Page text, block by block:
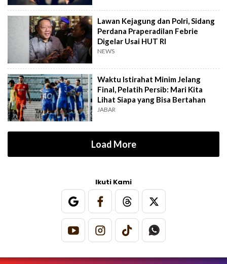
Lawan Kejagung dan Polri, Sidang
Perdana Praperadilan Febrie
Digelar Usai HUT RI
NEWS
Waktu Istirahat Minim Jelang
Final, Pelatih Persib: Mari Kita
Lihat Siapa yang Bisa Bertahan
JABAR
Load More
Ikuti Kami